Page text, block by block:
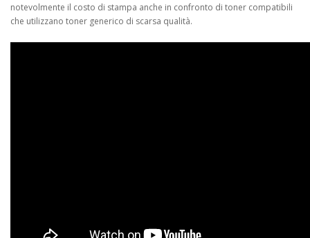
notevolmente il costo di stampa anche in confronto di toner compatibili
che utilizzano toner generico di scarsa qualità.